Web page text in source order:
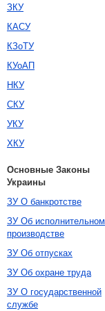
ЗКУ
КАСУ
КЗоТУ
КУоАП
НКУ
СКУ
УКУ
ХКУ
Основные Законы
Украины
ЗУ О банкротстве
ЗУ Об исполнительном
производстве
ЗУ Об отпусках
ЗУ Об охране труда
ЗУ О государственной
службе